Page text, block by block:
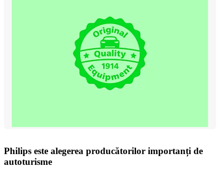
Philips este alegerea producătorilor importanți de
autoturisme